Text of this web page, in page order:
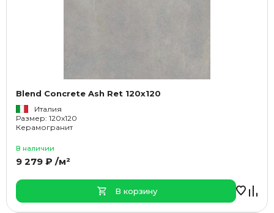
Blend Concrete Ash Ret 120x120
Италия
Размер: 120x120
Керамогранит
В наличии
9 279 ₽ /м²
В корзину